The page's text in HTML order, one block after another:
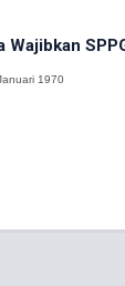
Wajibkan
1970